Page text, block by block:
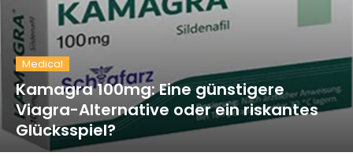
Medical
Kamagra 100mg: Eine günstigere
Viagra-Alternative oder ein riskantes
Glücksspiel?